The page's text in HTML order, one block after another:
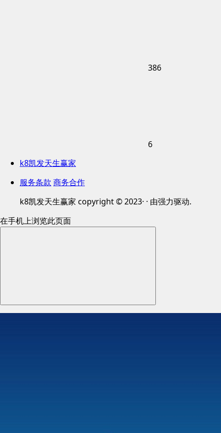
386
6
k8凯发天生赢家
服务条款 商务合作
k8凯发天生赢家 copyright © 2023· · 由强力驱动.
在手机上浏览此页面